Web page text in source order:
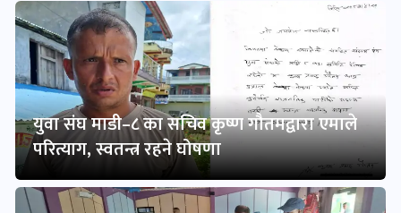
युवा संघ माडी–८ का सचिव कृष्ण गौतमद्वारा एमाले
परित्याग, स्वतन्त्र रहने घोषणा